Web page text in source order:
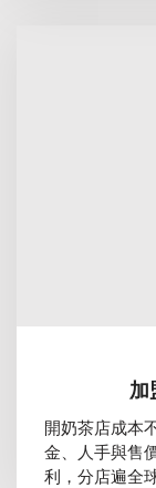
加
開奶茶店成本
金、人手與售
利，分店遍全球